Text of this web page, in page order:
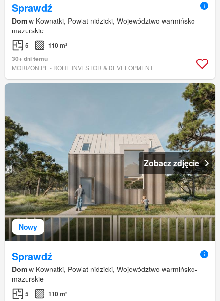
Sprawdź
Dom w Kownatki, Powiat nidzicki, Województwo warmińsko-
mazurskie
5
110 m²
30+ dni temu
MORIZON.PL - ROHE INVESTOR & DEVELOPMENT
Nowy
Zobacz zdjęcie
Sprawdź
Dom w Kownatki, Powiat nidzicki, Województwo warmińsko-
mazurskie
5
110 m²